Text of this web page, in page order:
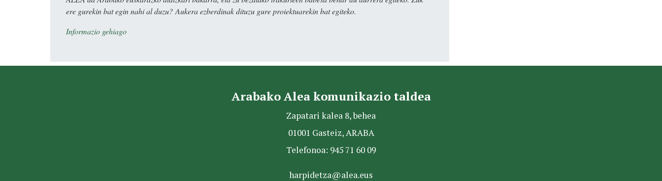
ere gurekin bat egin nahi al duzu? Aukera ezberdinak dituzu gure proiektuarekin bat egiteko.
Informazio gehiago
Arabako Alea komunikazio taldea
Zapatari kalea 8, behea
01001 Gasteiz, ARABA
Telefonoa: 945 71 60 09
harpidetza@alea.eus